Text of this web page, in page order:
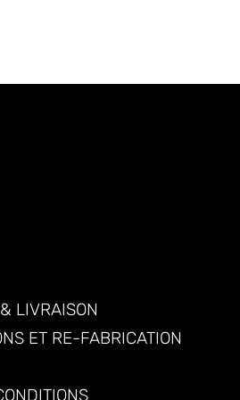
LIVRAISON
ET RE-FABRICATION